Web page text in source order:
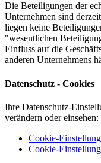
Die Beteiligungen der
Unternehmen sind
liegen keine
"wesentlichen
Einfluss auf die
anderen Unternehmens
Datenschutz - Cookies
Ihre Datenschutz-
verändern oder einsehen:
Cookie-
Cookie-